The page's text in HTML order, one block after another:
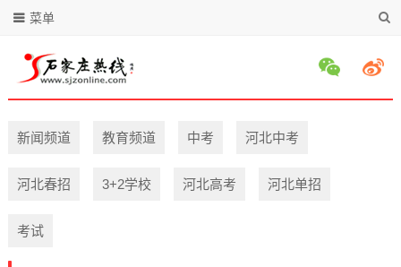
菜单
新闻频道 教育频道 中考 河北中考
河北春招 3+2学校 河北高考 河北单招
考试